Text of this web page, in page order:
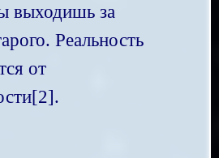
выходишь за
Реальность
от